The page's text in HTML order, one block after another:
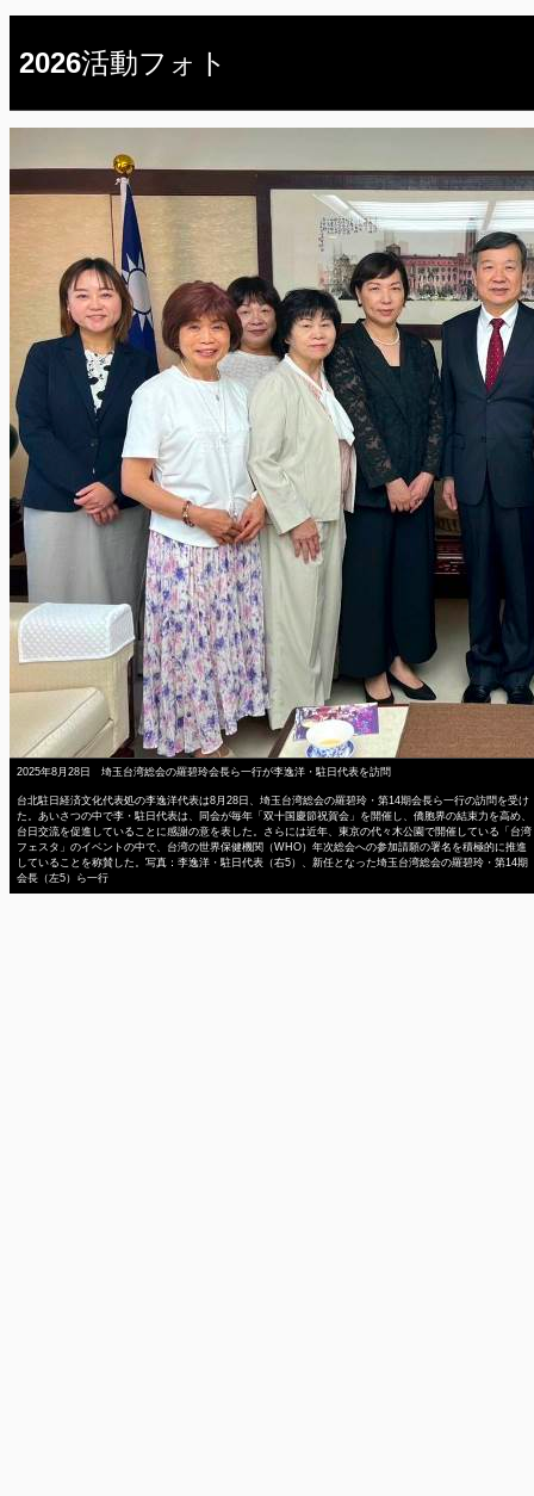
2026活動フォト
2025年8月28日 埼玉台湾総会の羅碧玲会長ら一行が李逸洋・駐日代表を訪問
台北駐日経済文化代表処の李逸洋代表は8月28日、埼玉台湾総会の羅碧玲・第14期会長ら一行の訪問を受け
た。あいさつの中で李・駐日代表は、同会が毎年「双十国慶節祝賀会」を開催し、僑胞界の結束力を高め、
台日交流を促進していることに感謝の意を表した。さらには近年、東京の代々木公園で開催している「台湾
フェスタ」のイベントの中で、台湾の世界保健機関（WHO）年次総会への参加請願の署名を積極的に推進
していることを称賛した。写真：李逸洋・駐日代表（右5）、新任となった埼玉台湾総会の羅碧玲・第14期
会長（左5）ら一行